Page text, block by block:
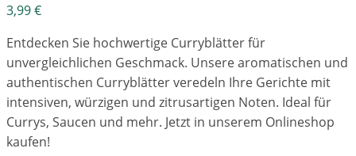
3,99€
Entdecken Sie hochwertige Curryblätter für
unvergleichlichen Geschmack. Unsere aromatischen und
authentischen Curryblätter veredeln Ihre Gerichte mit
intensiven, würzigen und zitrusartigen Noten. Ideal für
Currys, Saucen und mehr. Jetzt in unserem Onlineshop
kaufen!